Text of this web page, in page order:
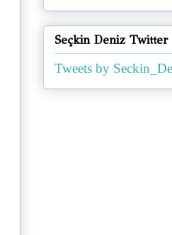
Seçkin Deniz Twitter
Tweets by